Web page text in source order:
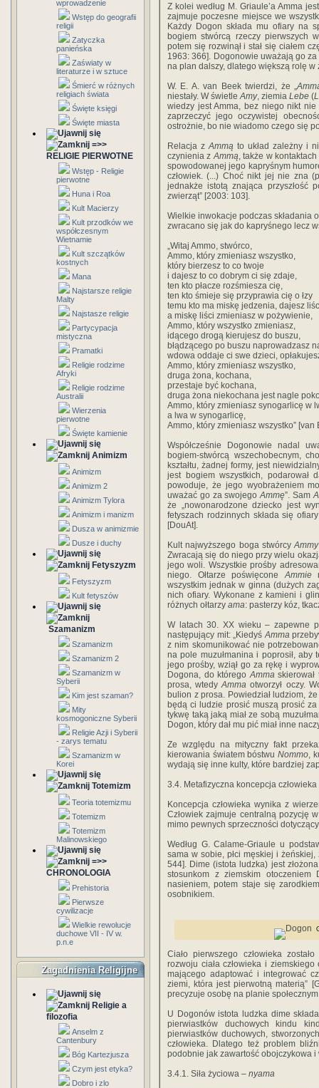
wprowadzenie
Wstęp do geografii
religii
Zatyczka
panieńska
Zaświaty w
literaturze i w sztuce
Śmierć w różnych
religiach świata
Święte księgi
Święte miasta
=>>
RELIGIE PIERWOTNE
Wstęp - Religie
pierwotne
Huna i Roa
Kult Macierzy
Kult przodków we
współczesnym
Wietnamie
Kult szczątków
kostnych
Mana
Najstarsze religie
Malty
Najstasze religie
Partycypacja
mistyczna
Pramatki
Religie rodzime
Afryki
Religie rodzime
Australii
Wierzenia
pierwotne
Święte kamienie
Animizm
Animizm
Animizm 2
Animizm Tylora
Animizm i manizm
Dusza w animizmie
Dusze i duchy
Fetyszyzm
Fetyszyzm
Kult fetyszów
Szamanizm
Szamanizm
Szamanizm 2
Szamanizm w
Syberii
Kim jest szaman?
Mity
kosmogoniczne Syberii
Religie Azji i Syberii
- zarys tematu
Szamanizm w
Korei
Totemizm
Teoria totemizmu
Totemizm
Totemizm
Malinowskiego
=>>
CHRONOLOGIA
Prehistoria
Pierwsze
cywilizacje
Wielkie rewolucje
duchowe VII - IV w.
p.n.e
Zagadnienia Religijne
Religie a
filozofia
Anselm z
Cantenbury
Bóg Kartezjusza
Czym jest etyka?
Dobro i zlo
Z kolei według M. Griaule’a Amma
zajmuje poczesne miejsce we
Każdy Dogon składa mu ofiary na
bogiem stwórcą rzeczy pierwszych
potem się rozwinął i stał się ciałem
1963: 366]. Dogonowie uważają go
na plan dalszy, dlatego większą rolę
W. E. A. van Beek twierdzi, że „
niestały. W świetleAmy, ziemia Lebe (
wiedzy jest Amma, bez niego nikt
zaprzeczyć jego oczywistej
ostrożnie, bo nie wiadomo czego się
Relacja zAmmąto układ zależny i
czynienia zAmmą, także w
spowodowanej jego kapryśnym
człowiek. (...) Choć nikt jej nie zna
jednakże istotą znająca przyszłość
zwierząt” [2003: 103].
Wielkie inwokacje podczas składania
zwracano się jak do kapryśnego lecz
„Witaj Ammo, stwórco,
Ammo, który zmieniasz wszystko,
który bierzesz to co twoje
i dajesz to co dobrym ci się zdaje,
ten kto płacze rozśmiesza cię,
ten kto śmieje się przyprawia cię o łzy
temu kto ma miskę jedzenia, dajesz
a miskę liści zmieniasz w pożywienie,
Ammo, który wszystko zmieniasz,
idącego drogą kierujesz do buszu,
błądzącego po buszu naprowadzasz
wdowa oddaje ci swe dzieci,
Ammo, który zmieniasz wszystko,
druga żona, kochana,
przestaje być kochana,
druga żona niekochana jest nagle
Ammo, który zmieniasz synogarlicę w
a lwa w synogarlicę,
Ammo, który zmieniasz wszystko” [van
Współcześnie Dogonowie nadal
bogiem-stwórcą wszechobecnym,
kształtu, żadnej formy, jest
jest bogiem wszystkich, podarował
powoduje, że jego wyobrażeniem
uważać go za swojegoAmmę”. Sam
że „nowonarodzone dziecko jest
fetyszach rodzinnych składa się
[DouAt].
Kult najwyższego boga stwórcyAmmy
Zwracają się do niego przy wielu
jego woli. Wszystkie prośby
niego. Ołtarze poświęconeAmmie
wszystkim jednak w ginna (dużych
nich ofiary. Wykonane z kamieni i
różnych ołtarzy ama: pasterzy kóz,
W latach 30. XX wieku – zapewne
następujący mit: „KiedyśAmma
z nim skomunikować nie
na pole muzułmanina i poprosił, aby
jego prośby, wziął go za rękę i
Dogona, do któregoAmmaskierował
prosa, wtedyAmma otworzył oczy.
bulion z prosa. Powiedział ludziom,
będą ci ludzie prosić muszą prosić
tykwę taką jaką miał ze sobą
Dogon, który dał mu pić miał inne
Ze względu na mityczny fakt
kierowania światem bóstwu Nommo,
wydają się inne kulty, które bardziej
3.4. Metafizyczna koncepcja człowieka
Koncepcja człowieka wynika z
Człowiek zajmuje centralną pozycję
mimo pewnych sprzeczności
Według G. Calame-Griaule u
sama w sobie, płci męskiej i
544]. Dime (istota ludzka) jest
stosunkom z ziemskim
nasieniem, potem staje się
osobnikiem.
Ciało pierwszego człowieka
rozwoju ciała człowieka i
mającego adaptować i integrować
ziemi, która jest pierwotną materią”
precyzuje osobę na planie
U Dogonów istota ludzka dime
pierwiastków duchowych kindu
pierwiastków duchowych,
człowieka. Dlatego też problem
podobnie jak zawartość obojczykowa i
3.4.1. Siła życiowa – nyama